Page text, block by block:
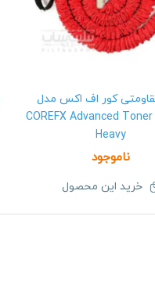
کور اف اکس مدل
COREFX Advanced
Heavy
ناموجود
خرید این محصول